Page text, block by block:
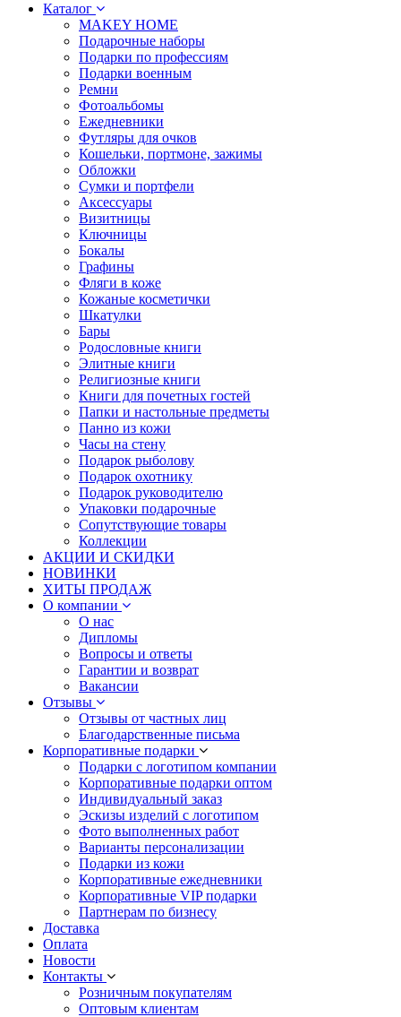
Каталог
MAKEY HOME
Подарочные наборы
Подарки по профессиям
Подарки военным
Ремни
Фотоальбомы
Ежедневники
Футляры для очков
Кошельки, портмоне, зажимы
Обложки
Сумки и портфели
Аксессуары
Визитницы
Ключницы
Бокалы
Графины
Фляги в коже
Кожаные косметички
Шкатулки
Бары
Родословные книги
Элитные книги
Религиозные книги
Книги для почетных гостей
Папки и настольные предметы
Панно из кожи
Часы на стену
Подарок рыболову
Подарок охотнику
Подарок руководителю
Упаковки подарочные
Сопутствующие товары
Коллекции
АКЦИИ И СКИДКИ
НОВИНКИ
ХИТЫ ПРОДАЖ
О компании
О нас
Дипломы
Вопросы и ответы
Гарантии и возврат
Вакансии
Отзывы
Отзывы от частных лиц
Благодарственные письма
Корпоративные подарки
Подарки с логотипом компании
Корпоративные подарки оптом
Индивидуальный заказ
Эскизы изделий с логотипом
Фото выполненных работ
Варианты персонализации
Подарки из кожи
Корпоративные ежедневники
Корпоративные VIP подарки
Партнерам по бизнесу
Доставка
Оплата
Новости
Контакты
Розничным покупателям
Оптовым клиентам